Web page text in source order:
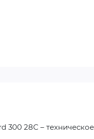
300 28С –